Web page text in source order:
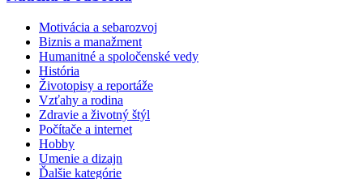
Motivácia a sebarozvoj
Biznis a manažment
Humanitné a spoločenské vedy
História
Životopisy a reportáže
Vzťahy a rodina
Zdravie a životný štýl
Počítače a internet
Hobby
Umenie a dizajn
Ďalšie kategórie